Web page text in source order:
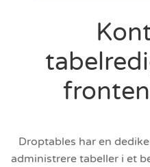
Droptables har en
administrere tabeller i et